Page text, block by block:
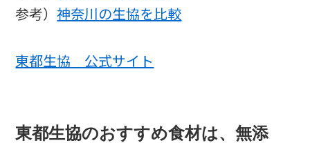
参考）神奈川の生協を比較
東都生協 公式サイト
東都生協のおすすめ食材は、無添